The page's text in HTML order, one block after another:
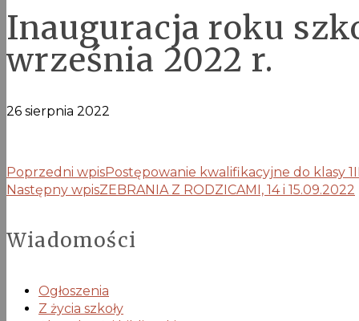
Inauguracja roku
września 2022 r.
26 sierpnia 2022
Poprzedni wpisPostępowanie kwalifikacyjne do klasy
Następny wpisZEBRANIA Z RODZICAMI, 14 i 15.09.2022
Wiadomości
Ogłoszenia
Z życia szkoły